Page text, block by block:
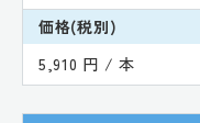
価格(税別)
5,910 円 / 本